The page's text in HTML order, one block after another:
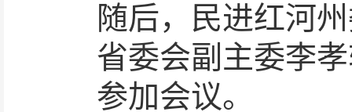
随后，民进红河
省委会副主委李
参加会议。